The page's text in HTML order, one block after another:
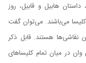
هابیل و قابیل، روز
می‌باشند. می‌توان گفت
هستند. قابل ذکر
در میان تمام کلیساهای